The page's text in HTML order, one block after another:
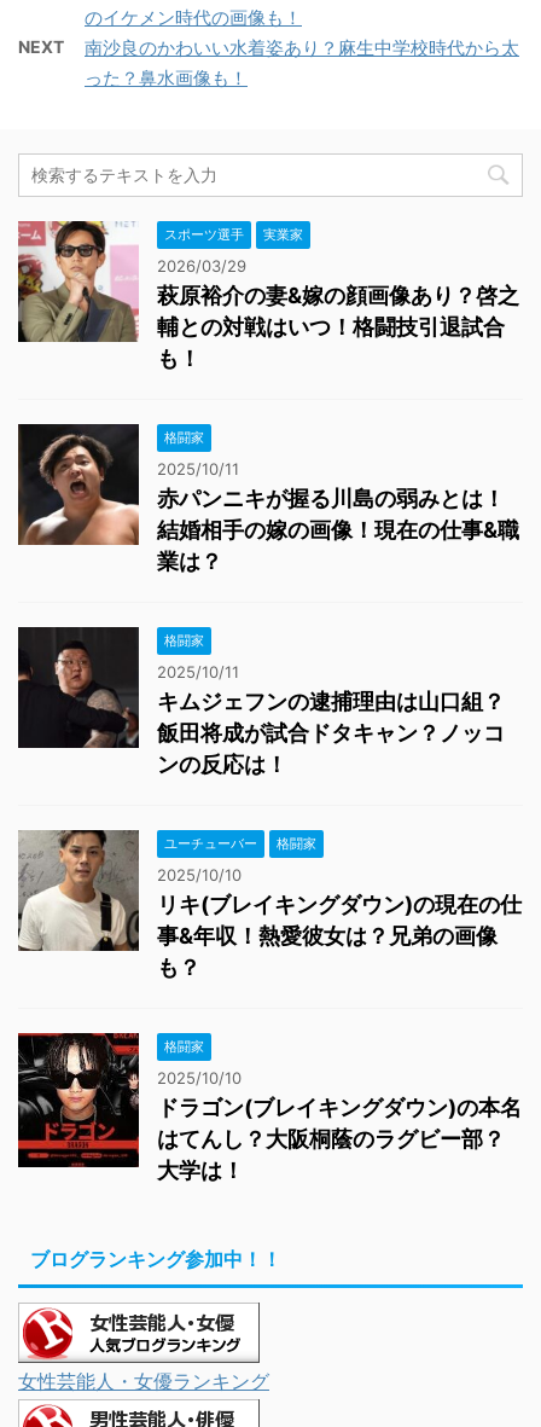
のイケメン時代の画像も！
NEXT
南沙良のかわいい水着姿あり？麻生中学校時代から太
った？鼻水画像も！
スポーツ選手 実業家
2026/03/29
萩原裕介の妻&嫁の顔画像あり？啓之
輔との対戦はいつ！格闘技引退試合
も！
格闘家
2025/10/11
赤パンニキが握る川島の弱みとは！
結婚相手の嫁の画像！現在の仕事&職
業は？
格闘家
2025/10/11
キムジェフンの逮捕理由は山口組？
飯田将成が試合ドタキャン？ノッコ
ンの反応は！
ユーチューバー 格闘家
2025/10/10
リキ(ブレイキングダウン)の現在の仕
事&年収！熱愛彼女は？兄弟の画像
も？
格闘家
2025/10/10
ドラゴン(ブレイキングダウン)の本名
はてんし？大阪桐蔭のラグビー部？
大学は！
ブログランキング参加中！！
女性芸能人・女優ランキング